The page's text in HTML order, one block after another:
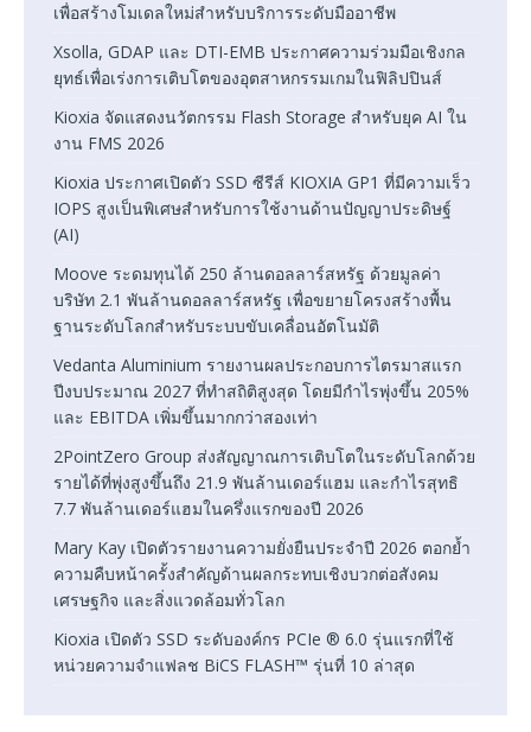
เพื่อสร้างโมเดลใหม่สำหรับบริการระดับมืออาชีพ
Xsolla, GDAP และ DTI-EMB ประกาศความร่วมมือเชิงกล
ยุทธ์เพื่อเร่งการเติบโตของอุตสาหกรรมเกมในฟิลิปปินส์
Kioxia จัดแสดงนวัตกรรม Flash Storage สำหรับยุค AI ใน
งาน FMS 2026
Kioxia ประกาศเปิดตัว SSD ซีรีส์ KIOXIA GP1 ที่มีความเร็ว
IOPS สูงเป็นพิเศษสำหรับการใช้งานด้านปัญญาประดิษฐ์
(AI)
Moove ระดมทุนได้ 250 ล้านดอลลาร์สหรัฐ ด้วยมูลค่า
บริษัท 2.1 พันล้านดอลลาร์สหรัฐ เพื่อขยายโครงสร้างพื้น
ฐานระดับโลกสำหรับระบบขับเคลื่อนอัตโนมัติ
Vedanta Aluminium รายงานผลประกอบการไตรมาสแรก
ปีงบประมาณ 2027 ที่ทำสถิติสูงสุด โดยมีกำไรพุ่งขึ้น 205%
และ EBITDA เพิ่มขึ้นมากกว่าสองเท่า
2PointZero Group ส่งสัญญาณการเติบโตในระดับโลกด้วย
รายได้ที่พุ่งสูงขึ้นถึง 21.9 พันล้านเดอร์แฮม และกำไรสุทธิ
7.7 พันล้านเดอร์แฮมในครึ่งแรกของปี 2026
Mary Kay เปิดตัวรายงานความยั่งยืนประจำปี 2026 ตอกย้ำ
ความคืบหน้าครั้งสำคัญด้านผลกระทบเชิงบวกต่อสังคม
เศรษฐกิจ และสิ่งแวดล้อมทั่วโลก
Kioxia เปิดตัว SSD ระดับองค์กร PCIe ® 6.0 รุ่นแรกที่ใช้
หน่วยความจำแฟลช BiCS FLASH™ รุ่นที่ 10 ล่าสุด